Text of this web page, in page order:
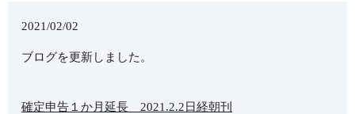
2021/02/02
ブログを更新しました。
確定申告１か月延長 2021.2.2日経朝刊